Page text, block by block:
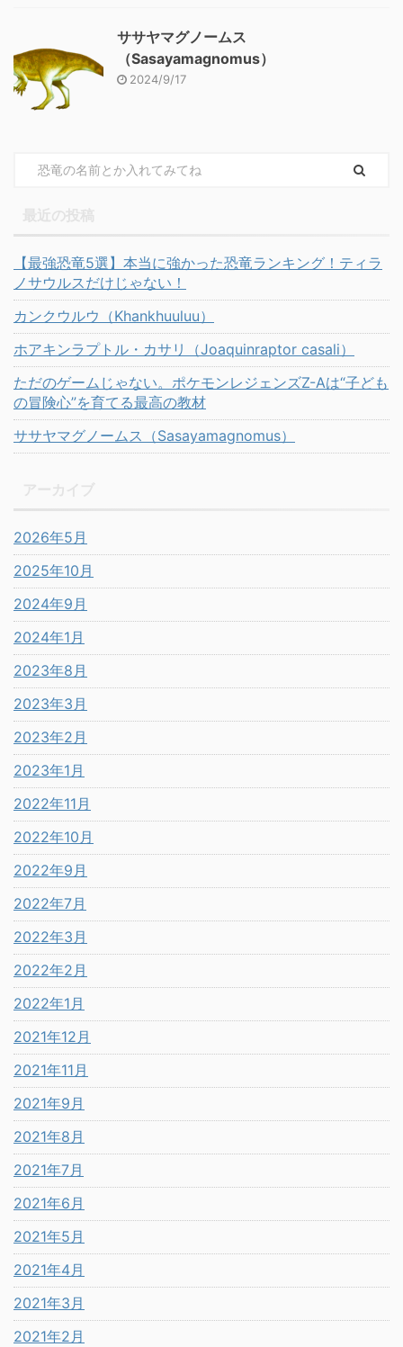
ササヤマグノームス
（Sasayamagnomus）
2024/9/17
【最強恐竜5選】本当に強かった恐竜ランキング！ティラ
ノサウルスだけじゃない！
カンクウルウ（Khankhuuluu）
ホアキンラプトル・カサリ（Joaquinraptor casali）
ただのゲームじゃない。ポケモンレジェンズZ-Aは“子ども
の冒険心”を育てる最高の教材
ササヤマグノームス（Sasayamagnomus）
2026年5月
2025年10月
2024年9月
2024年1月
2023年8月
2023年3月
2023年2月
2023年1月
2022年11月
2022年10月
2022年9月
2022年7月
2022年3月
2022年2月
2022年1月
2021年12月
2021年11月
2021年9月
2021年8月
2021年7月
2021年6月
2021年5月
2021年4月
2021年3月
2021年2月